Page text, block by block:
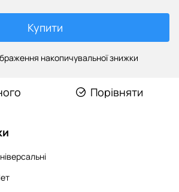
Купити
накопичувальної знижки
Порівняти